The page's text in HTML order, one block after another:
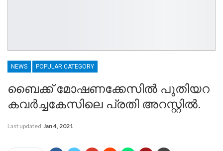
NEWS POPULAR CATEGORY
ബൈക്ക് മോഷണക്കേസിൽ പുതിയറ
കവർച്ചകേസിലെ പ്രതി അറസ്റ്റിൽ.
Last updated Jan 4, 2021